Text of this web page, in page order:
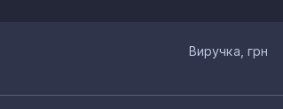
Виручка, грн